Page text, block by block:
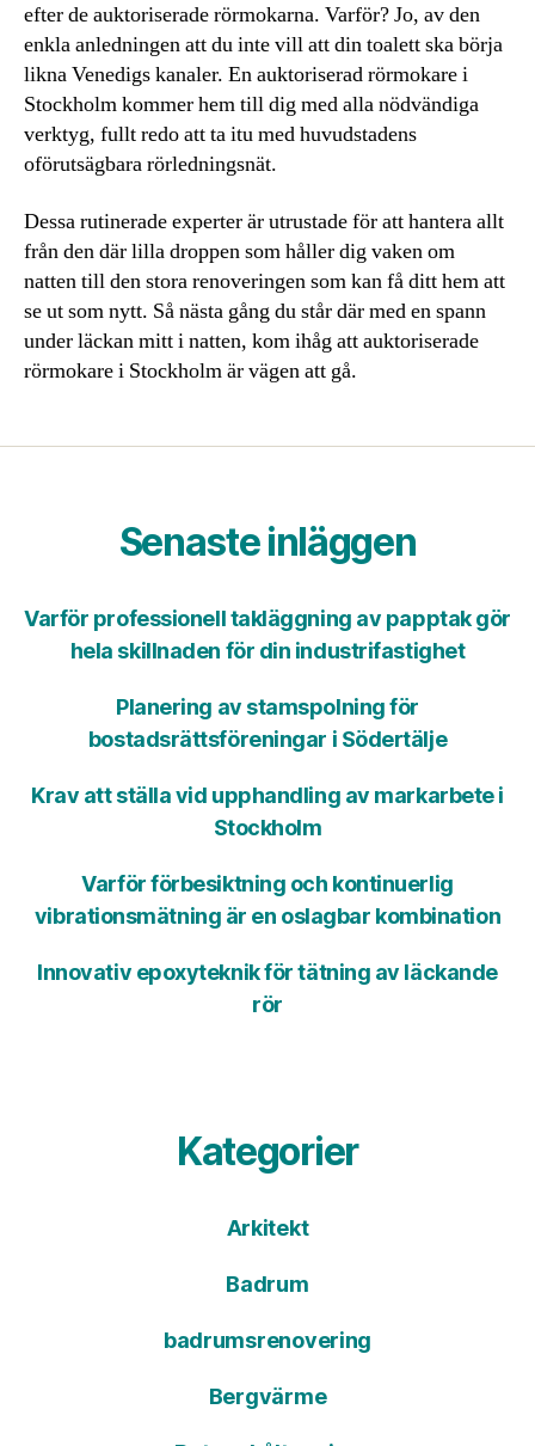
efter de auktoriserade rörmokarna. Varför? Jo, av den
enkla anledningen att du inte vill att din toalett ska börja
likna Venedigs kanaler. En auktoriserad rörmokare i
Stockholm kommer hem till dig med alla nödvändiga
verktyg, fullt redo att ta itu med huvudstadens
oförutsägbara rörledningsnät.
Dessa rutinerade experter är utrustade för att hantera allt
från den där lilla droppen som håller dig vaken om
natten till den stora renoveringen som kan få ditt hem att
se ut som nytt. Så nästa gång du står där med en spann
under läckan mitt i natten, kom ihåg att auktoriserade
rörmokare i Stockholm är vägen att gå.
Senaste inläggen
Varför professionell takläggning av papptak gör
hela skillnaden för din industrifastighet
Planering av stamspolning för
bostadsrättsföreningar i Södertälje
Krav att ställa vid upphandling av markarbete i
Stockholm
Varför förbesiktning och kontinuerlig
vibrationsmätning är en oslagbar kombination
Innovativ epoxyteknik för tätning av läckande
rör
Kategorier
Arkitekt
Badrum
badrumsrenovering
Bergvärme